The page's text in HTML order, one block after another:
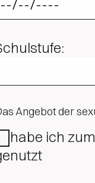
Angebot der
habe ich